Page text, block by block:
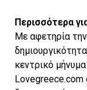
Περισσότερα
Με αφετηρία
κεντρικό
Lovegreece.com